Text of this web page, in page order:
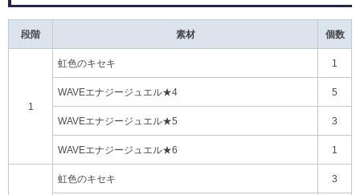
段階 素材 個数
1
虹色のキセキ 1
WAVEエナジージュエル★4 5
WAVEエナジージュエル★5 3
WAVEエナジージュエル★6 1
虹色のキセキ 3